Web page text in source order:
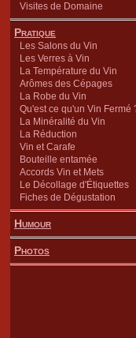
Visites de Domaine
Pratique
Les Salons du Vin
Les Verres à Vin
La Température du Vin
Arômes des Cépages
La Robe du Vin
Qu'est ce qu'un Vin Fermé
La Minéralité du Vin
La Réduction
Vin et Carafe
Bouteille entamée
Accords Vin et Mets
Le Décollage d'Étiquettes
Fiches de Dégustation
Humour
Photos